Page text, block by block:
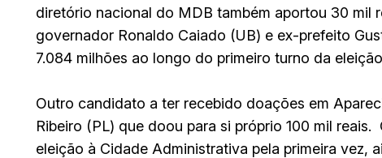
diretório nacional do MDB também aportou 30 mil
governador Ronaldo Caiado (UB) e ex-prefeito
7.084 milhões ao longo do primeiro turno da
Outro candidato a ter recebido doações em
Ribeiro (PL) que doou para si próprio 100 mil
eleição à Cidade Administrativa pela primeira vez,